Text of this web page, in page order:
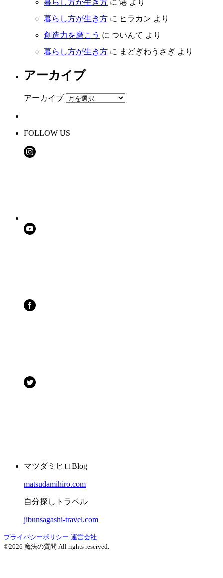
暮らし方が生き方 に 港 より
暮らし方が生き方 に ヒラカン より
創造力を磨こう に ついんて より
暮らし方が生き方 に まどぎわうさぎ より
アーカイブ
アーカイブ
FOLLOW US
マツダミヒロBlog
matsudamihiro.com
自分探しトラベル
jibunsagashi-travel.com
プライバシーポリシー 運営会社
©2026 魔法の質問 All rights reserved.